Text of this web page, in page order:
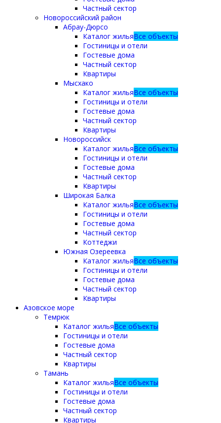
Частный сектор
Новороссийский район
Абрау-Дюрсо
Каталог жильяВсе объекты
Гостиницы и отели
Гостевые дома
Частный сектор
Квартиры
Мысхако
Каталог жильяВсе объекты
Гостиницы и отели
Гостевые дома
Частный сектор
Квартиры
Новороссийск
Каталог жильяВсе объекты
Гостиницы и отели
Гостевые дома
Частный сектор
Квартиры
Широкая Балка
Каталог жильяВсе объекты
Гостиницы и отели
Гостевые дома
Частный сектор
Коттеджи
Южная Озереевка
Каталог жильяВсе объекты
Гостиницы и отели
Гостевые дома
Частный сектор
Квартиры
Азовское море
Темрюк
Каталог жильяВсе объекты
Гостиницы и отели
Гостевые дома
Частный сектор
Квартиры
Тамань
Каталог жильяВсе объекты
Гостиницы и отели
Гостевые дома
Частный сектор
Квартиры